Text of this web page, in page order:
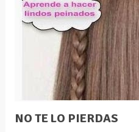
NO TE LO PIERDAS